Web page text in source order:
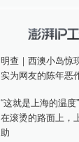
明查｜西澳小岛惊
实为网友的陈年恶
“这就是上海的温度
在滚烫的路面上，
助